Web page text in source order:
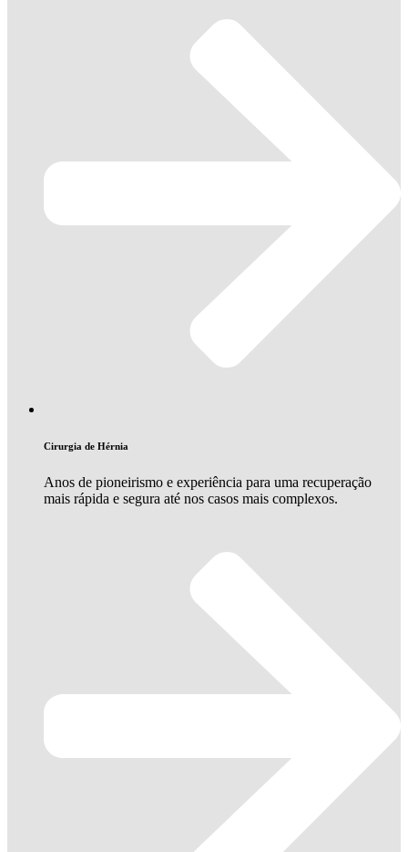
Cirurgia de Hérnia
Anos de pioneirismo e experiência para uma recuperação
mais rápida e segura até nos casos mais complexos.